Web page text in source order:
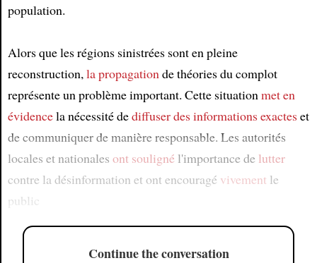
population.
Alors que les régions sinistrées sont en pleine
reconstruction, la propagation de théories du complot
représente un problème important. Cette situation met en
évidencela nécessité dediffuserdes informations exacteset
de communiquer de manière responsable. Les autorités
locales et nationales ont soulignél'importance de lutter
contre la désinformation et ont encouragé vivement le
public
Continue the conversation